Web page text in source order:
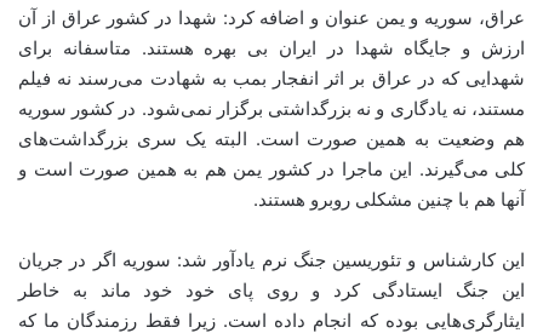
عراق، سوریه و یمن عنوان و اضافه کرد: شهدا در کشور عراق از آن
ارزش و جایگاه شهدا در ایران بی بهره هستند. متاسفانه برای
شهدایی که در عراق بر اثر انفجار بمب به شهادت می‌رسند نه فیلم
مستند، نه یادگاری و نه بزرگداشتی برگزار نمی‌شود. در کشور سوریه
هم وضعیت به همین صورت است. البته یک سری بزرگداشت‌های
کلی می‌گیرند. این ماجرا در کشور یمن هم به همین صورت است و
آنها هم با چنین مشکلی روبرو هستند.
این کارشناس و تئوریسین جنگ نرم یادآور شد: سوریه اگر در جریان
این جنگ ایستادگی کرد و روی پای خود خود ماند به خاطر
ایثارگری‌هایی بوده که انجام داده است. زیرا فقط رزمندگان ما که